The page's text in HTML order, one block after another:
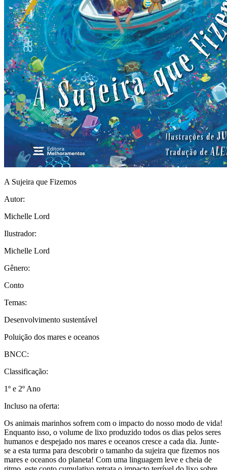
A Sujeira que Fizemos
Autor:
Michelle Lord
Ilustrador:
Michelle Lord
Gênero:
Conto
Temas:
Desenvolvimento sustentável
Poluição dos mares e oceanos
BNCC:
Classificação:
1º e 2º Ano
Incluso na oferta:
Os animais marinhos sofrem com o impacto do nosso modo de vida!
Enquanto isso, o volume de lixo produzido todos os dias pelos seres
humanos e despejado nos mares e oceanos cresce a cada dia. Junte-
se a esta turma para descobrir o tamanho da sujeira que fizemos nos
mares e oceanos do planeta! Com uma linguagem leve e cheia de